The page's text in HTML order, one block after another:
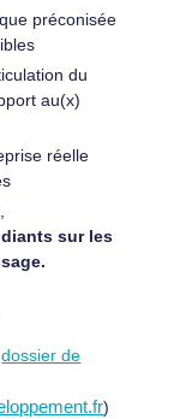
préconisée
du
au(x)
réelle
sur les
dossier de
)